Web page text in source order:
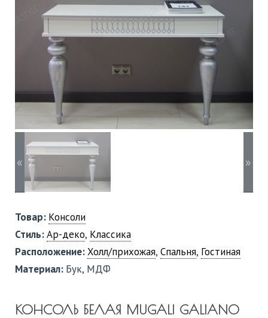
« »
Товар: Консоли
Стиль:Ар-деко, Классика
Расположение:Холл/прихожая, Спальня, Гостиная
Материал: Бук, МДФ
КОНСОЛЬ БЕЛАЯ MUGALI GALIANO